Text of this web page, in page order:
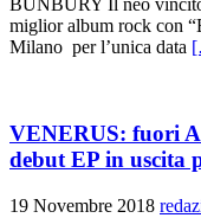
BUNBURY Il neo
miglior album rock con
Milano per l’unica data
VENERUS: fuori
debut EP in uscita
19 Novembre 2018